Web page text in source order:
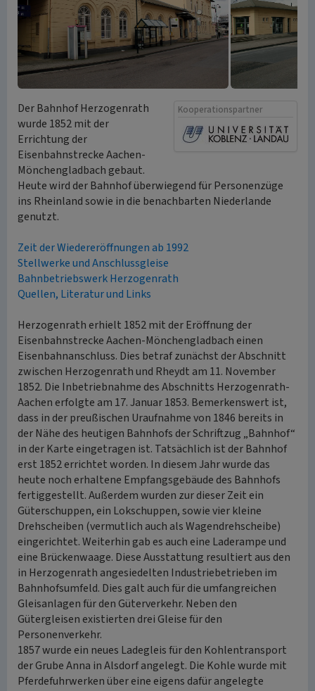
Kooperationspartner
Der Bahnhof Herzogenrath
wurde 1852 mit der
Errichtung der
Eisenbahnstrecke Aachen-
Mönchengladbach gebaut.
Heute wird der Bahnhof überwiegend für Personenzüge
ins Rheinland sowie in die benachbarten Niederlande
genutzt.
Zeit der Wiedereröffnungen ab 1992
Stellwerke und Anschlussgleise
Bahnbetriebswerk Herzogenrath
Quellen, Literatur und Links
Herzogenrath erhielt 1852 mit der Eröffnung der
Eisenbahnstrecke Aachen-Mönchengladbach einen
Eisenbahnanschluss. Dies betraf zunächst der Abschnitt
zwischen Herzogenrath und Rheydt am 11. November
1852. Die Inbetriebnahme des Abschnitts Herzogenrath-
Aachen erfolgte am 17. Januar 1853. Bemerkenswert ist,
dass in der preußischen Uraufnahme von 1846 bereits in
der Nähe des heutigen Bahnhofs der Schriftzug „Bahnhof“
in der Karte eingetragen ist. Tatsächlich ist der Bahnhof
erst 1852 errichtet worden. In diesem Jahr wurde das
heute noch erhaltene Empfangsgebäude des Bahnhofs
fertiggestellt. Außerdem wurden zur dieser Zeit ein
Güterschuppen, ein Lokschuppen, sowie vier kleine
Drehscheiben (vermutlich auch als Wagendrehscheibe)
eingerichtet. Weiterhin gab es auch eine Laderampe und
eine Brückenwaage. Diese Ausstattung resultiert aus den
in Herzogenrath angesiedelten Industriebetrieben im
Bahnhofsumfeld. Dies galt auch für die umfangreichen
Gleisanlagen für den Güterverkehr. Neben den
Gütergleisen existierten drei Gleise für den
Personenverkehr.
1857 wurde ein neues Ladegleis für den Kohlentransport
der Grube Anna in Alsdorf angelegt. Die Kohle wurde mit
Pferdefuhrwerken über eine eigens dafür angelegte